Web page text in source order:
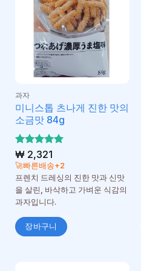
과자
미니스톱 츠나게 진한 맛의
소금맛 84g
5 중에서
5로 평가
됨
₩2,321
🚀빠른배송+2
프렌치 드레싱의 진한 맛과 신맛
을 살린, 바삭하고 가벼운 식감의
과자입니다.
장바구니